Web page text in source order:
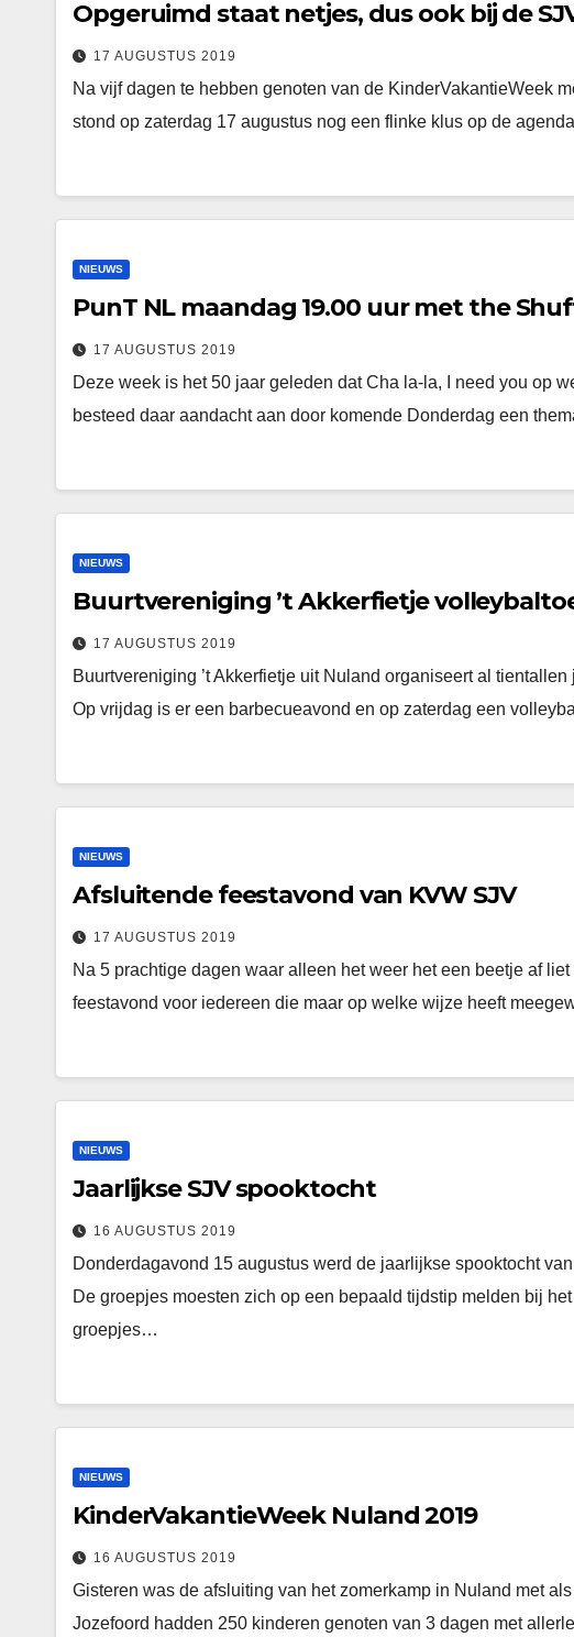
Opgeruimd staat netjes, dus ook bij de
17 AUGUSTUS 2019
Na vijf dagen te hebben genoten van de KinderVakantieWeek
stond op zaterdag 17 augustus nog een flinke klus op de
NIEUWS
PunT NL maandag 19.00 uur met the
17 AUGUSTUS 2019
Deze week is het 50 jaar geleden dat Cha la-la, I need you op
besteed daar aandacht aan door komende Donderdag een
NIEUWS
Buurtvereniging ’t Akkerfietje
17 AUGUSTUS 2019
Buurtvereniging ’t Akkerfietje uit Nuland organiseert al
Op vrijdag is er een barbecueavond en op zaterdag een
NIEUWS
Afsluitende feestavond van KVW SJV
17 AUGUSTUS 2019
Na 5 prachtige dagen waar alleen het weer het een beetje af
feestavond voor iedereen die maar op welke wijze heeft
NIEUWS
Jaarlijkse SJV spooktocht
16 AUGUSTUS 2019
Donderdagavond 15 augustus werd de jaarlijkse spooktocht
De groepjes moesten zich op een bepaald tijdstip melden bij
groepjes…
NIEUWS
KinderVakantieWeek Nuland 2019
16 AUGUSTUS 2019
Gisteren was de afsluiting van het zomerkamp in Nuland met
Jozefoord hadden 250 kinderen genoten van 3 dagen met